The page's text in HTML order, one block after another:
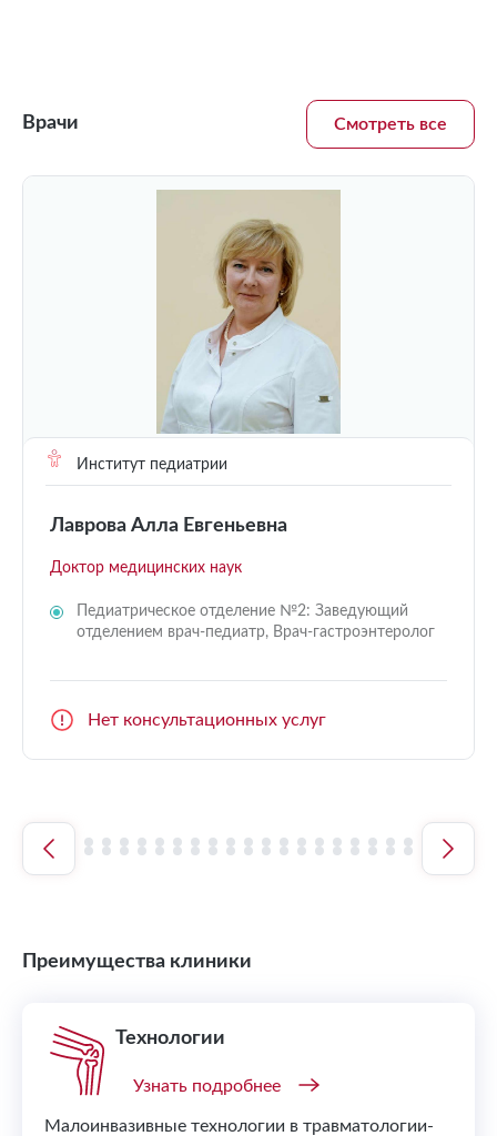
Врачи Смотреть все
Институт педиатрии
Лаврова Алла Евгеньевна
Доктор медицинских наук
Педиатрическое отделение №2: Заведующий
отделением врач-педиатр, Врач-гастроэнтеролог
Нет консультационных услуг
Преимущества клиники
Технологии
Малоинвазивные технологии в травматологии-
Узнать подробнее